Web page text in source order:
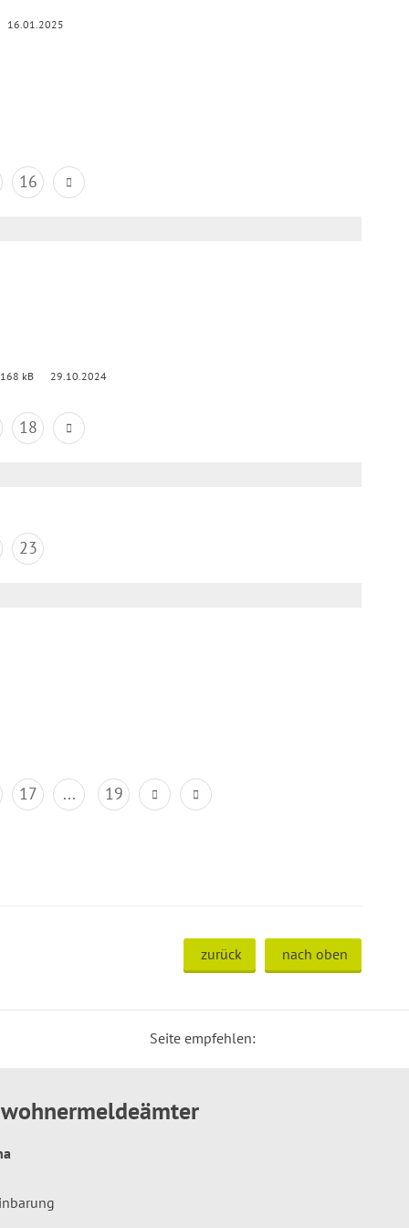
16.01.2025
16
kB 29.10.2024
18
23
17 ... 19
zurück nach oben
Seite empfehlen: